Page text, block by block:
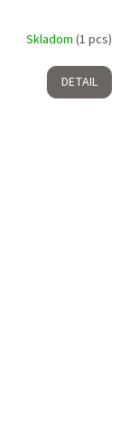
Skladom (1 pcs)
DETAIL